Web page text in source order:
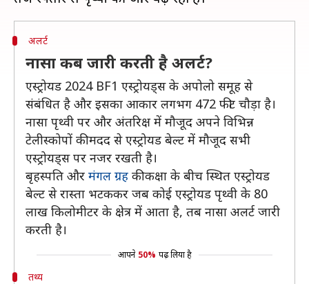
अलर्ट
नासा कब जारी करती है अलर्ट?
एस्ट्रोयड 2024 BF1 एस्ट्रोयड्स के अपोलो समूह से
संबंधित है और इसका आकार लगभग 472 फीट चौड़ा है।
नासा पृथ्वी पर और अंतरिक्ष में मौजूद अपने विभिन्न
टेलीस्कोपों की मदद से एस्ट्रोयड बेल्ट में मौजूद सभी
एस्ट्रोयड्स पर नजर रखती है।
बृहस्पति और मंगल ग्रह की कक्षा के बीच स्थित एस्ट्रोयड
बेल्ट से रास्ता भटककर जब कोई एस्ट्रोयड पृथ्वी के 80
लाख किलोमीटर के क्षेत्र में आता है, तब नासा अलर्ट जारी
करती है।
आपने 50% पढ़ लिया है
तथ्य